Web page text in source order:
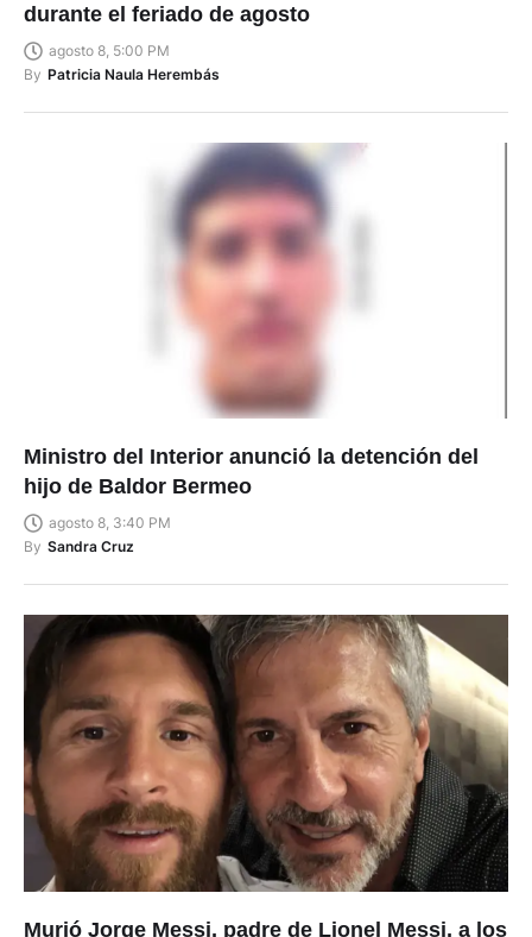
durante el feriado de agosto
agosto 8, 5:00 PM
By Patricia Naula Herembás
Ministro del Interior anunció la detención del
hijo de Baldor Bermeo
agosto 8, 3:40 PM
By Sandra Cruz
Murió Jorge Messi, padre de Lionel Messi, a los